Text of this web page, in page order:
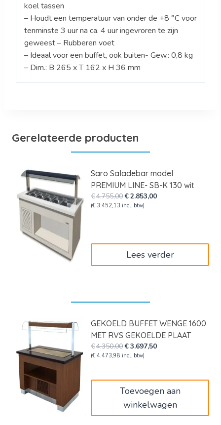
koel tassen
– Houdt een temperatuur van onder de +8 °C voor
tenminste 3 uur na ca. 4 uur ingevroren te zijn
geweest – Rubberen voet
– Ideaal voor een buffet, ook buiten- Gew.: 0,8 kg
– Dim.: B 265 x T 162 x H 36 mm
Gerelateerde producten
Saro Saladebar model
PREMIUM LINE- SB-K 130 wit
€4.755,00Oorspronkelijke
prijs
€2.853,00Huidige
(€ 3.452,13 incl. btw)
Lees verder
GEKOELD BUFFET WENGE 1600
MET RVS GEKOELDE PLAAT
€4.350,00Oorspronkelijke
prijs
€3.697,50Huidige
(€ 4.473,98 incl. btw)
Toevoegen aan
winkelwagen